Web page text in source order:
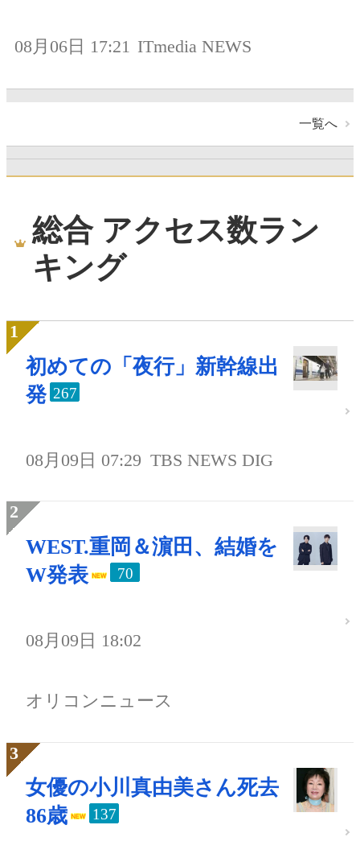
08月06日 17:21 ITmedia NEWS
一覧へ
総合 アクセス数ラン
キング
初めての「夜行」新幹線出
発 267
08月09日 07:29 TBS NEWS DIG
WEST.重岡＆濵田、結婚を
W発表
70
08月09日 18:02
オリコンニュース
女優の小川真由美さん死去
86歳
137